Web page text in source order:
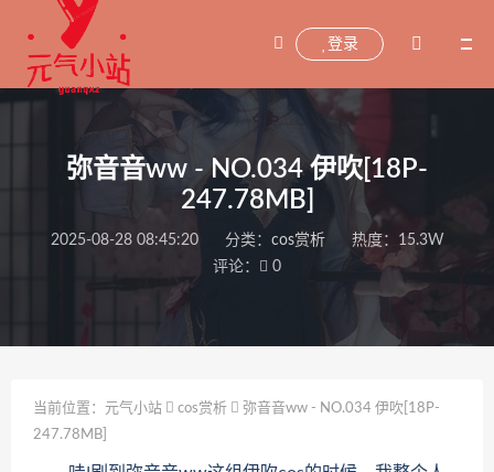
登录
弥音音ww - NO.034 伊吹[18P-
247.78MB]
2025-08-28 08:45:20 分类： cos赏析
热度：15.3W
评论：
0
当前位置： 元气小站 cos赏析
弥音音ww - NO.034 伊吹[18P-
247.78MB]